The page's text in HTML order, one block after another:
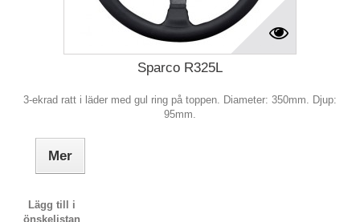
Sparco R325L
3-ekrad ratt i läder med gul ring på toppen. Diameter: 350mm. Djup:
95mm.
Mer
Lägg till i
önskelistan